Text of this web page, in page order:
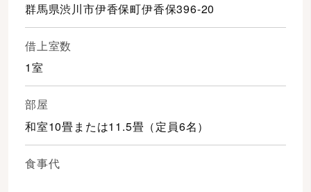
群馬県渋川市伊香保町伊香保396-20
借上室数
1室
部屋
和室10畳または11.5畳（定員6名）
食事代